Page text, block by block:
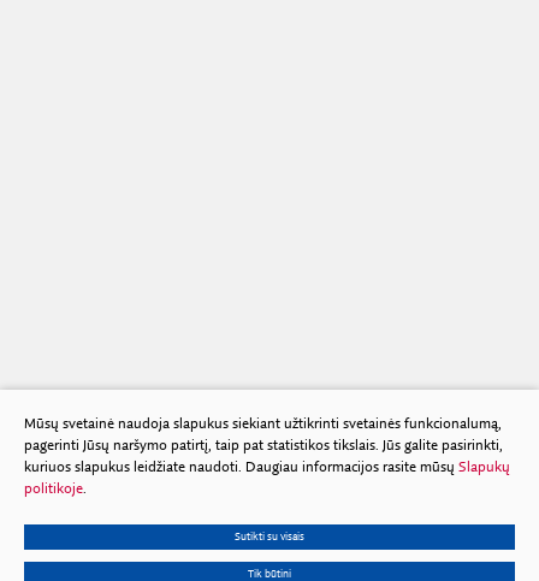
Mūsų svetainė naudoja slapukus siekiant užtikrinti svetainės funkcionalumą,
pagerinti Jūsų naršymo patirtį, taip pat statistikos tikslais. Jūs galite pasirinkti,
kuriuos slapukus leidžiate naudoti. Daugiau informacijos rasite mūsų Slapukų
politikoje.
Sutikti su visais
Tik būtini